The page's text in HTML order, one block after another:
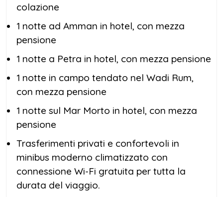
colazione
1 notte ad Amman in hotel, con mezza
pensione
1 notte a Petra in hotel, con mezza pensione
1 notte in campo tendato nel Wadi Rum,
con mezza pensione
1 notte sul Mar Morto in hotel, con mezza
pensione
Trasferimenti privati e confortevoli in
minibus moderno climatizzato con
connessione Wi-Fi gratuita per tutta la
durata del viaggio.